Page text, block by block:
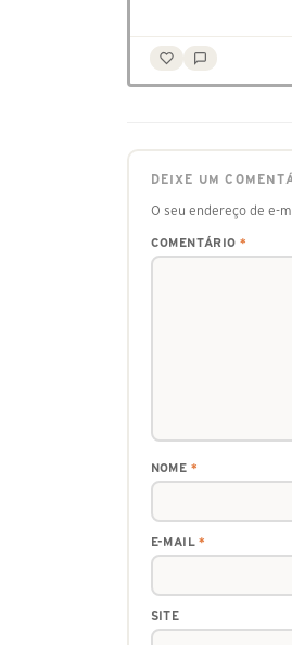
DEIXE UM
O seu endereço de e-
COMENTÁRIO *
NOME *
E-MAIL*
SITE